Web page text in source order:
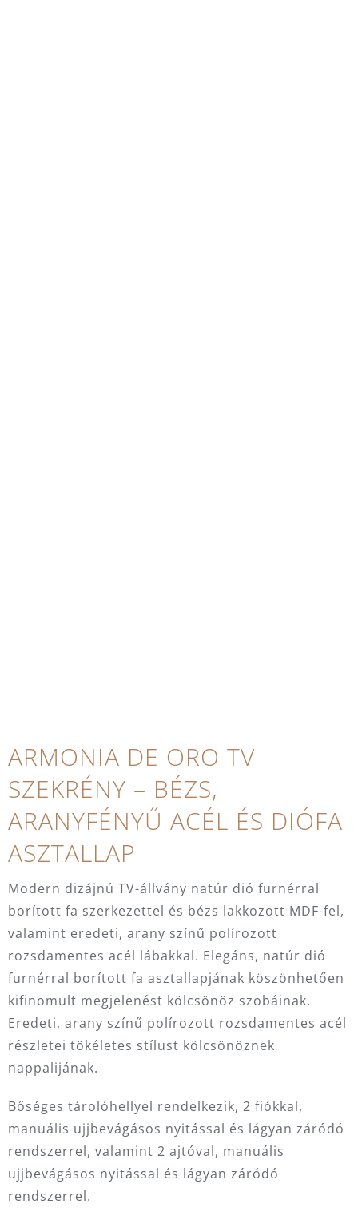
ARMONIA DE ORO TV
SZEKRÉNY – BÉZS,
ARANYFÉNYŰ ACÉL ÉS DIÓFA
ASZTALLAP
Modern dizájnú TV-állvány natúr dió furnérral
borított fa szerkezettel és bézs lakkozott MDF-fel,
valamint eredeti, arany színű polírozott
rozsdamentes acél lábakkal. Elegáns, natúr dió
furnérral borított fa asztallapjának köszönhetően
kifinomult megjelenést kölcsönöz szobáinak.
Eredeti, arany színű polírozott rozsdamentes acél
részletei tökéletes stílust kölcsönöznek
nappalijának.
Bőséges tárolóhellyel rendelkezik, 2 fiókkal,
manuális ujjbevágásos nyitással és lágyan záródó
rendszerrel, valamint 2 ajtóval, manuális
ujjbevágásos nyitással és lágyan záródó
rendszerrel.